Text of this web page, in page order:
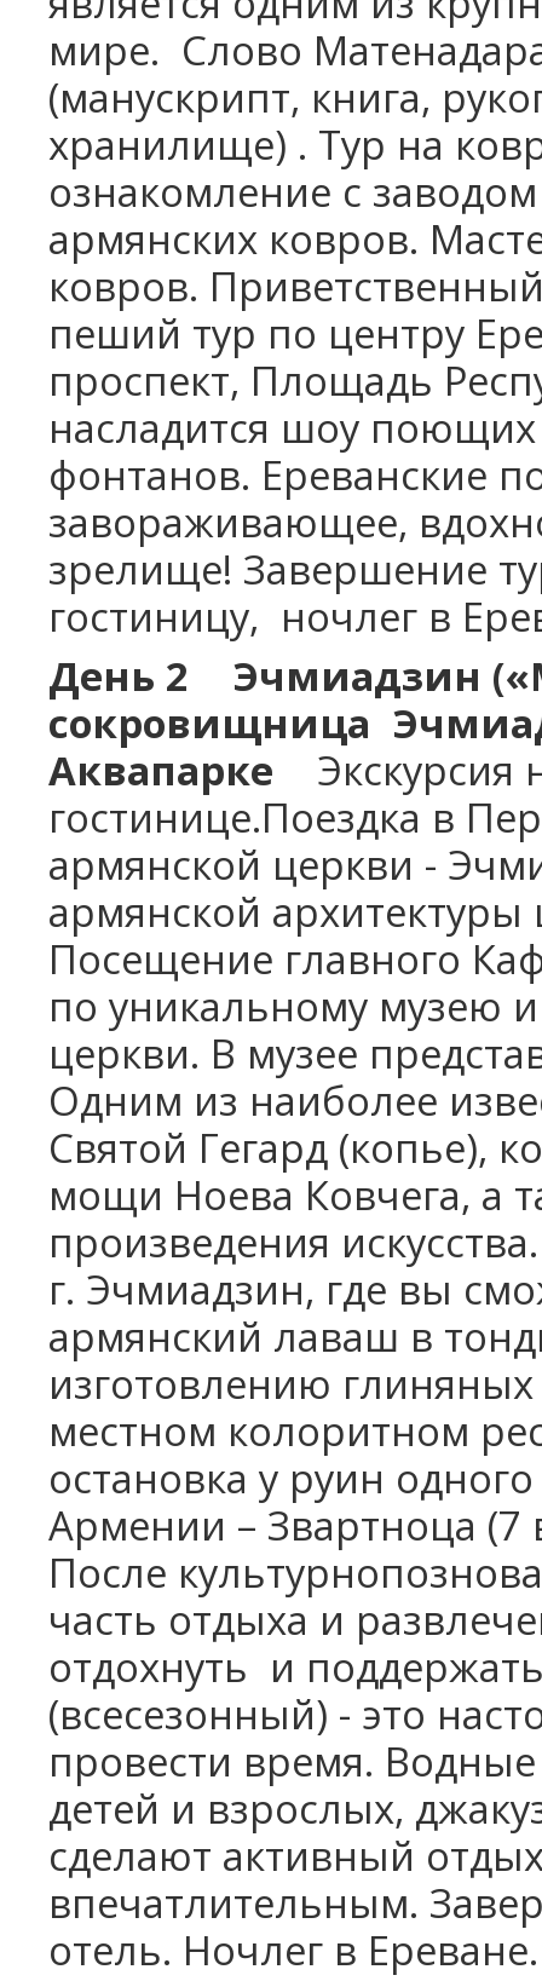
мире. Слово
(манускрипт, книга,
хранилище) . Тур на
ознакомление с
армянских ковров.
ковров.
пеший тур по центру
проспект, Площадь
насладится шоу
фонтанов. Eреванские
завораживающее,
зрелище! Завершение
гостиницу, ночлег в
День 2
Эчмиадзин
сокровищница
Аквапарке
Экскурсия
гостинице.Поездка в
армянской церкви -
армянской
Посещение главного
по уникальному музею
церкви. В музее
Одним из наиболее
Святой Гегард (копье),
мощи Ноева Ковчега, а
произведения
г. Эчмиадзин, где вы
армянский лаваш в
изготовлению
местном колоритном
остановка у руин
Армении – Звартноца (7
После
часть отдыха и
отдохнуть и
(всесезонный) - это
провести время.
детей и взрослых,
сделают активный
впечатлительным.
отель. Ночлег в Ереване.